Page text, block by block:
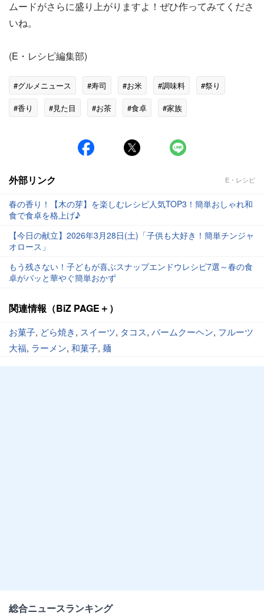
ムードがさらに盛り上がりますよ！ぜひ作ってみてくださ
いね。
(E・レシピ編集部)
#グルメニュース #寿司 #お米 #調味料
#祭り
#香り
#見た目 #お茶 #食卓 #家族
外部リンク E・レシピ
春の香り！【木の芽】を楽しむレシピ人気TOP3！簡単おしゃれ和
食で食卓を格上げ♪
【今日の献立】2026年3月28日(土)「子供も大好き！簡単チンジャ
オロース」
もう残さない！子どもが喜ぶスナップエンドウレシピ7選～春の食
卓がパッと華やぐ簡単おかず
関連情報（BiZ PAGE＋）
お菓子, どら焼き, スイーツ, タコス, バームクーヘン, フルーツ
大福, ラーメン, 和菓子, 麺
総合ニュースランキング